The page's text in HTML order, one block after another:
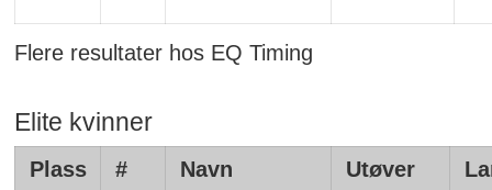
Flere resultater hos EQ Timing
Elite kvinner
Plass # Navn Utøver